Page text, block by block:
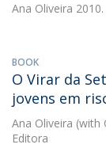
Ana Oliveira
BOOK
O Virar da
jovens em
Ana Oliveira (with
Editora